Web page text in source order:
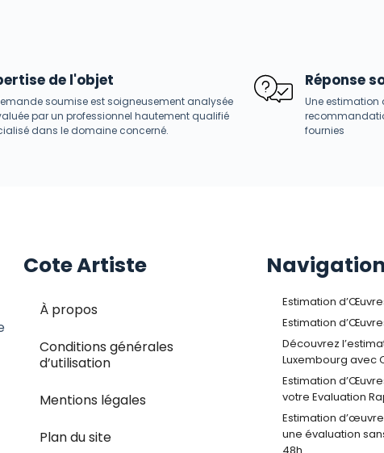
de l'objet
soumise est soigneusement analysée
par un professionnel hautement qualifié
dans le domaine concerné.
Réponse
Une estimation
fournies
Cote Artiste
À propos
Conditions générales
d’utilisation
Mentions légales
Plan du site
Navigation
Estimation
Estimation
Découvrez
Luxembourg avec
Estimation
votre Evaluation
Estimation
une évaluation